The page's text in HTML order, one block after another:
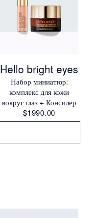
Hello bright eyes
Набор миниатюр:
комплекс для кожи
вокруг глаз + Консилер
$1990.00